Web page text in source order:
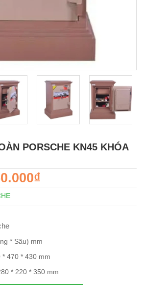
PORSCHE KN45 KHÓA
* Sâu) mm
470 * 430 mm
* 220 * 350 mm